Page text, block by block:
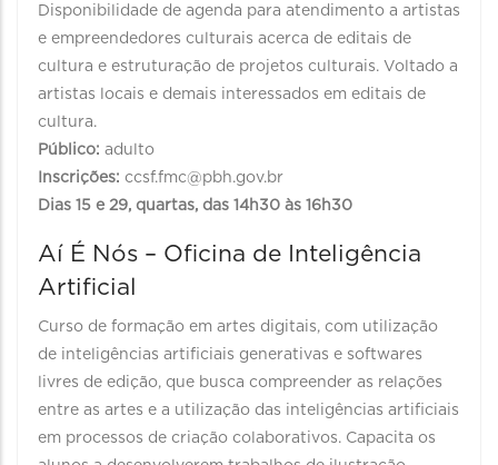
Disponibilidade de agenda para atendimento a artistas
e empreendedores culturais acerca de editais de
cultura e estruturação de projetos culturais. Voltado a
artistas locais e demais interessados em editais de
cultura.
Público: adulto
Inscrições: ccsf.fmc@pbh.gov.br
Dias 15 e 29, quartas, das 14h30 às 16h30
Aí É Nós – Oficina de Inteligência
Artificial
Curso de formação em artes digitais, com utilização
de inteligências artificiais generativas e softwares
livres de edição, que busca compreender as relações
entre as artes e a utilização das inteligências artificiais
em processos de criação colaborativos. Capacita os